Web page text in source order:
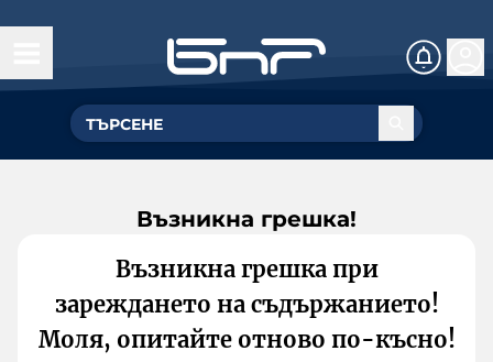
Възникна грешка!
Възникна грешка при
зареждането на съдържанието!
Моля, опитайте отново по-късно!